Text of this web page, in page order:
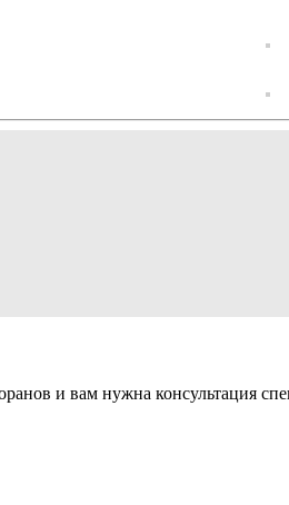
и вам нужна консультация